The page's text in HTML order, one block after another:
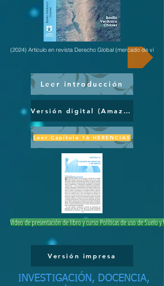
(2024) Artículo en revista Derecho Global (mercado de
Leer introducción
Versión digital (Amazon)
Leer Capítulo 16 HERENCIAS
Video de presentación de libro y curso Políticas de uso de Suelo y
Versión impresa
INVESTIGACIÓN, DOCENCIA,